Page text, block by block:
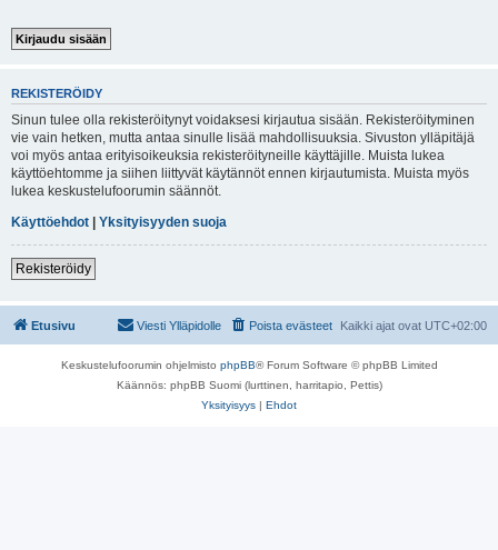
REKISTERÖIDY
Sinun tulee olla rekisteröitynyt voidaksesi kirjautua sisään. Rekisteröityminen
vie vain hetken, mutta antaa sinulle lisää mahdollisuuksia. Sivuston ylläpitäjä
voi myös antaa erityisoikeuksia rekisteröityneille käyttäjille. Muista lukea
käyttöehtomme ja siihen liittyvät käytännöt ennen kirjautumista. Muista myös
lukea keskustelufoorumin säännöt.
Käyttöehdot | Yksityisyyden suoja
Rekisteröidy
Etusivu Kaikki ajat ovat UTC+02:00
Poista evästeet
Viesti Ylläpidolle
Keskustelufoorumin ohjelmisto phpBB® Forum Software © phpBB Limited
Käännös: phpBB Suomi (lurttinen, harritapio, Pettis)
Yksityisyys | Ehdot